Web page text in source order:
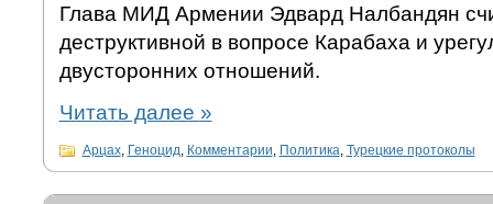
Глава МИД Армении Эдвард Налбандян
деструктивной в вопросе Карабаха и
двусторонних отношений.
Читать далее »
Арцах, Геноцид Комментарии Политика Турецкие протоколы